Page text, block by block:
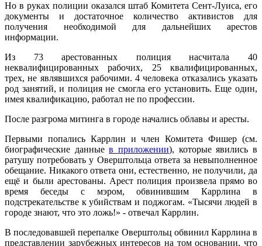
Но в руках полиции оказался штаб Комитета Сент-Луиса, его
документы и достаточное количество активистов для
получения необходимой для дальнейших арестов
информации.
Из 73 арестованных полиция насчитала 40
неквалифицированных рабочих, 25 квалифицированных,
трех, не являвшихся рабочими. 4 человека отказались указать
род занятий, и полиция не смогла его установить. Еще один,
имея квалификацию, работал не по профессии.
После разгрома митинга в городе начались облавы и аресты.
Первыми попались Каррлин и член Комитета Фишер (см.
биографические данныев приложении), которые явились в
ратушу потребовать у Оверштольца ответа за невыполненное
обещание. Никакого ответа они, естественно, не получили, да
ещё и были арестованы. Арест полиция произвела прямо во
время беседы с мэром, обвинившим Каррлина в
подстрекательстве к убийствам и поджогам. «Тысячи людей в
городе знают, что это ложь!» - отвечал Каррлин.
В последовавшей перепалке Оверштольц обвинил Каррлина в
представлении зарубежных интересов на том основании, что